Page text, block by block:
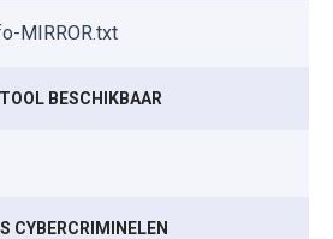
MIRROR.txt
BESCHIKBAAR
CYBERCRIMINELEN